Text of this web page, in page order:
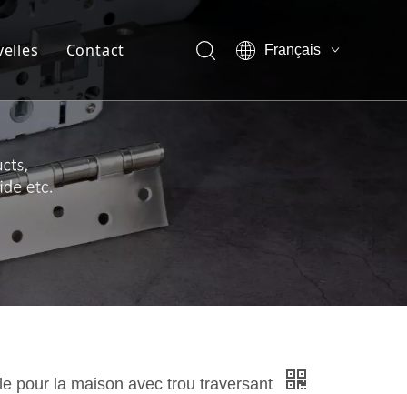
de l'entreprise
l'équipe
de réalité virtuelle
Contact
Français
العربية
pour la maison avec trou traversant